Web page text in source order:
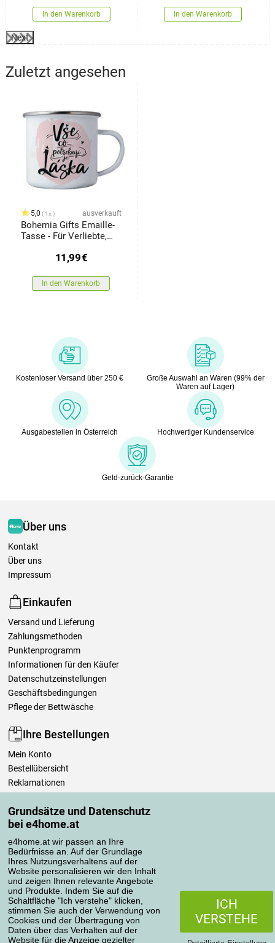
Grundsätze und Datenschutz
bei e4home.at
e4home.at wir passen an Ihre
Bedürfnisse an. Auf der Grundlage
Ihres Nutzungsverhaltens auf der
Website personalisieren wir den Inhalt
und zeigen Ihnen relevante Angebote
und Produkte. Indem Sie auf die
Schaltfläche "Ich verstehe" klicken,
stimmen Sie auch der Verwendung von
Cookies und der Übertragung von
Daten über das Verhalten auf der
Website für die Anzeige gezielter
ICH
VERSTEHE
In den Warenkorb In den Warenkorb
Next
Zuletzt angesehen
5,0 1x ausverkauft
Bohemia Gifts Emaille-
Tasse - Für Verliebte,
11,99€
In den Warenkorb
Kostenloser Versand über 250 €
Große Auswahl an Waren (99% der
Waren auf Lager)
Ausgabestellen in Österreich Hochwertiger Kundenservice
Geld-zurück-Garantie
Über uns
Kontakt
Über uns
Impressum
Einkaufen
Versand und Lieferung
Zahlungsmethoden
Punktenprogramm
Informationen für den Käufer
Datenschutzeinstellungen
Geschäftsbedingungen
Pflege der Bettwäsche
Ihre Bestellungen
Mein Konto
Bestellübersicht
Reklamationen
Einfach mehr wissen
Richtlinien zur Verarbeitung von Bewertungen
Transportarten
Zahlungsmethoden